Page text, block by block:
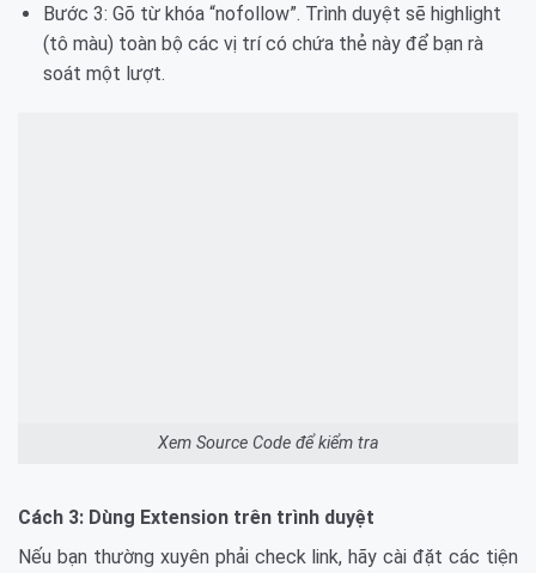
Bước 3: Gõ từ khóa “nofollow”. Trình duyệt sẽ highlight
(tô màu) toàn bộ các vị trí có chứa thẻ này để bạn rà
soát một lượt.
Xem Source Code để kiểm tra
Cách 3: Dùng Extension trên trình duyệt
Nếu bạn thường xuyên phải check link, hãy cài đặt các tiện